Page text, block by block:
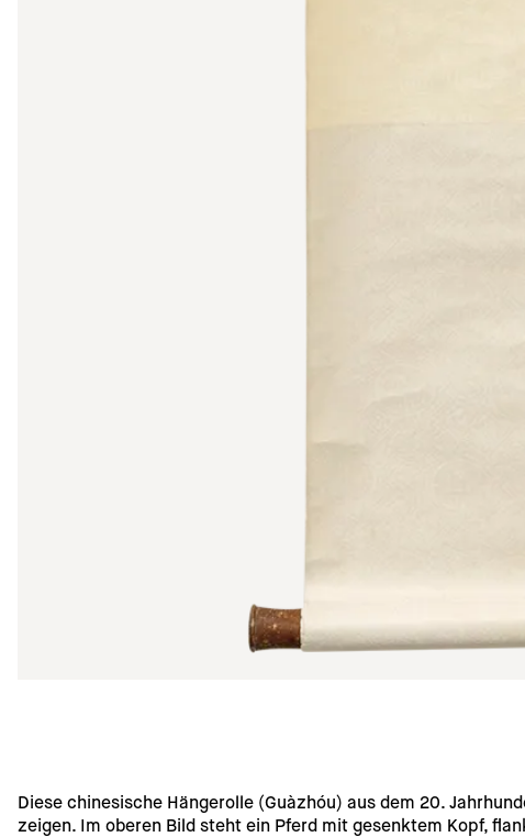
Diese chinesische Hängerolle (Guàzhóu) aus dem 20.
zeigen. Im oberen Bild steht ein Pferd mit gesenktem Kopf,